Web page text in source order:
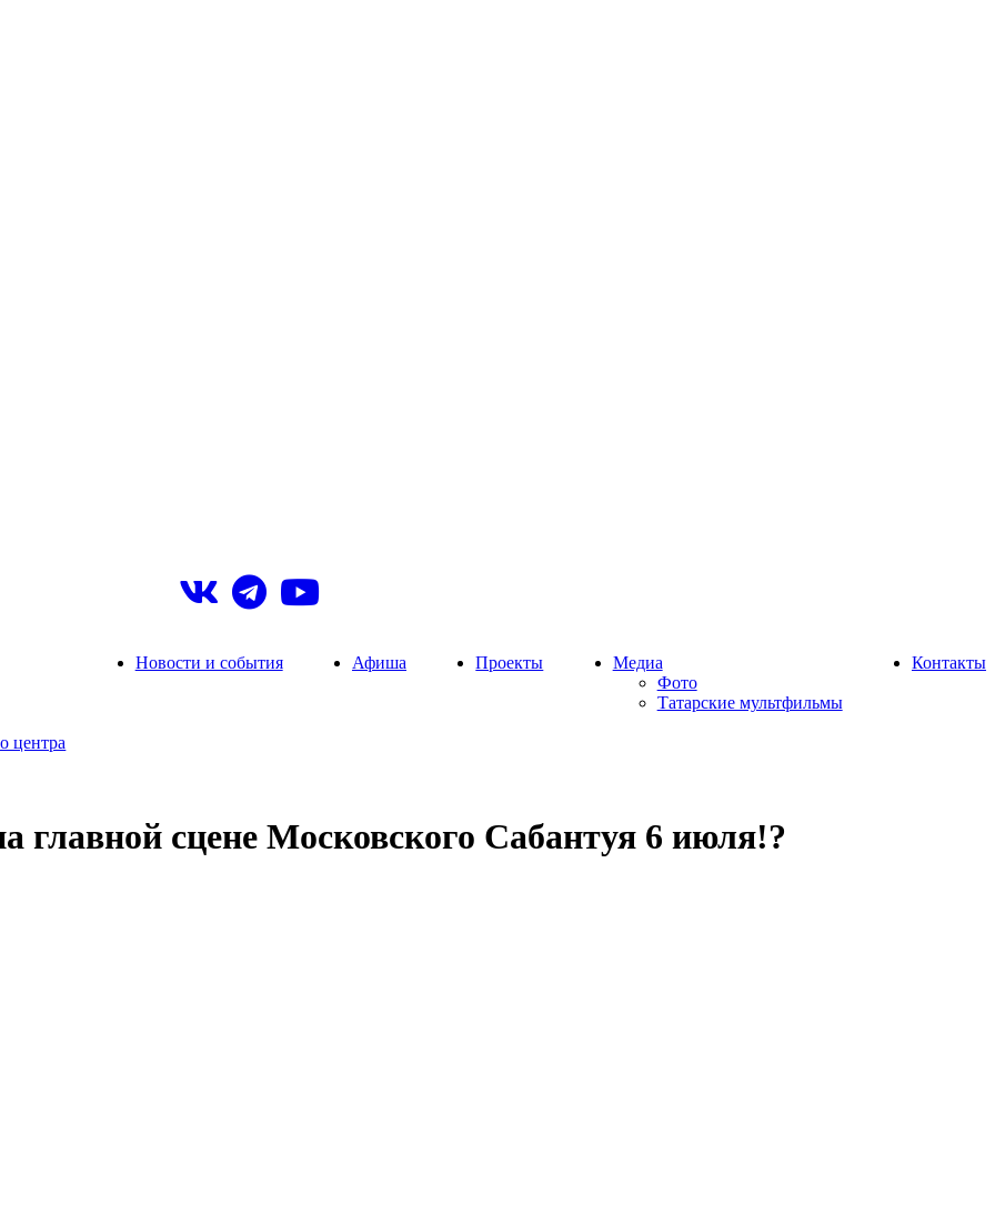
центра
Новости и события Афиша Проекты
Медиа
Фото
Татарские мультфильмы
Контакты
главной сцене Московского Сабантуя 6 июля!?